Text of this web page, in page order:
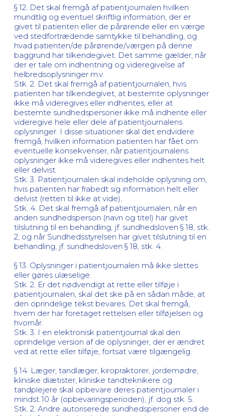
§ 12. Det skal fremgå af patientjournalen hvilken
mundtlig og eventuel skriftlig information, der er
givet til patienten eller de pårørende eller en værge
ved stedfortrædende samtykke til behandling, og
hvad patienten/de pårørende/værgen på denne
baggrund har tilkendegivet. Det samme gælder, når
der er tale om indhentning og videregivelse af
helbredsoplysninger m.v.
Stk. 2. Det skal fremgå af patientjournalen, hvis
patienten har tilkendegivet, at bestemte oplysninger
ikke må videregives eller indhentes, eller at
bestemte sundhedspersoner ikke må indhente eller
videregive hele eller dele af patientjournalens
oplysninger. I disse situationer skal det endvidere
fremgå, hvilken information patienten har fået om
eventuelle konsekvenser, når patientjournalens
oplysninger ikke må videregives eller indhentes helt
eller delvist.
Stk. 3. Patientjournalen skal indeholde oplysning om,
hvis patienten har frabedt sig information helt eller
delvist (retten til ikke at vide).
Stk. 4. Det skal fremgå af patientjournalen, når en
anden sundhedsperson (navn og titel) har givet
tilslutning til en behandling, jf. sundhedsloven § 18, stk.
2, og når Sundhedsstyrelsen har givet tilslutning til en
behandling, jf. sundhedsloven § 18, stk. 4.
§ 13. Oplysninger i patientjournalen må ikke slettes
eller gøres ulæselige.
Stk. 2. Er det nødvendigt at rette eller tilføje i
patientjournalen, skal det ske på en sådan måde, at
den oprindelige tekst bevares. Det skal fremgå,
hvem der har foretaget rettelsen eller tilføjelsen og
hvornår.
Stk. 3. I en elektronisk patientjournal skal den
oprindelige version af de oplysninger, der er ændret
ved at rette eller tilføje, fortsat være tilgængelig.
§ 14. Læger, tandlæger, kiropraktorer, jordemødre,
kliniske diætister, kliniske tandteknikere og
tandplejere skal opbevare deres patientjournaler i
mindst 10 år (opbevaringsperioden), jf. dog stk. 5.
Stk. 2. Andre autoriserede sundhedspersoner end de